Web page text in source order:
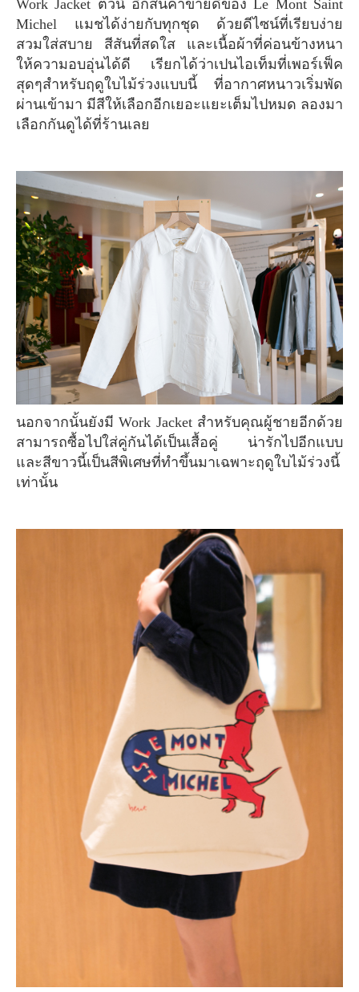
Work Jacket ตัวนี้ อีกสินค้าขายดีของ Le Mont Saint
Michel แมชได้ง่ายกับทุกชุด ด้วยดีไซน์ที่เรียบง่าย
สวมใส่สบาย สีสันที่สดใส และเนื้อผ้าที่ค่อนข้างหนา
ให้ความอบอุ่นได้ดี เรียกได้ว่าเปนไอเท็มที่เพอร์เฟ็ค
สุดๆสำหรับฤดูใบไม้ร่วงแบบนี้ ที่อากาศหนาวเริ่มพัด
ผ่านเข้ามา มีสีให้เลือกอีกเยอะแยะเต็มไปหมด ลองมา
เลือกกันดูได้ที่ร้านเลย
นอกจากนั้นยังมี Work Jacket สำหรับคุณผู้ชายอีกด้วย
สามารถซื้อไปใส่คู่กันได้เป็นเสื้อคู่ น่ารักไปอีกแบบ
และสีขาวนี้เป็นสีพิเศษที่ทำขึ้นมาเฉพาะฤดูใบไม้ร่วงนี้
เท่านั้น